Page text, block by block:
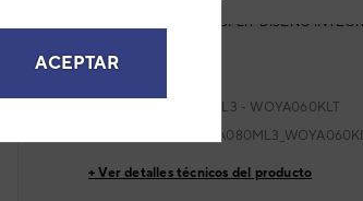
ACEPTAR
WATERSTAGE SPLIT DISEÑO
WSYA080ML3 - WOYA060KLT
+ Ver detalles técnicos del producto